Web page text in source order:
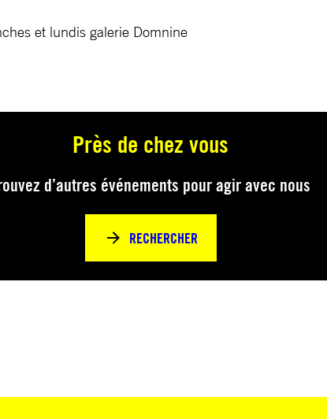
et lundis galerie Domnine
Près de chez vous
d’autres événements pour agir avec nous
RECHERCHER